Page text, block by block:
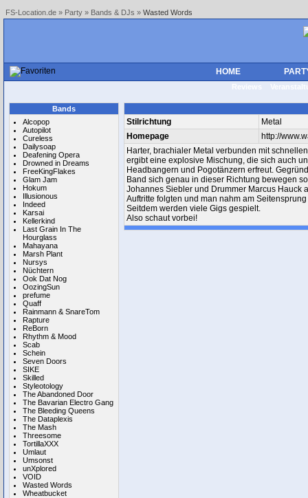
FS-Location.de » Party » Bands & DJs » Wasted Words
HOME
Reviews
Bands
Alcopop
Autopilot
Cureless
Dailysoap
Deafening Opera
Drowned in Dreams
FreeKingFlakes
Glam Jam
Hokum
Illusionous
Indeed
Karsai
Kellerkind
Last Grain In The
Hourglass
Mahayana
Marsh Plant
Nursys
Nüchtern
Ook Dat Nog
OozingSun
prefume
Quaff
Rainmann & SnareTom
Rapture
ReBorn
Rhythm & Mood
Scab
Schein
Seven Doors
SIKE
Skilled
Styleotology
The Abandoned Door
The Bavarian Electro Gang
The Bleeding Queens
The Dataplexis
The Mash
Threesome
TortillaXXX
Umlaut
Umsonst
unXplored
VOID
Wasted Words
Wheatbucket
Stilrichtung
Metal
Homepage
http://
Harter, brachialer Metal verbunden mit
ergibt eine explosive Mischung, die sich auch
Headbangern und Pogotänzern erfreut.
Band sich genau in dieser Richtung bewegen
Johannes Siebler und Drummer Marcus Hauck
Auftritte folgten und man nahm am
Seitdem werden viele Gigs gespielt.
Also schaut vorbei!